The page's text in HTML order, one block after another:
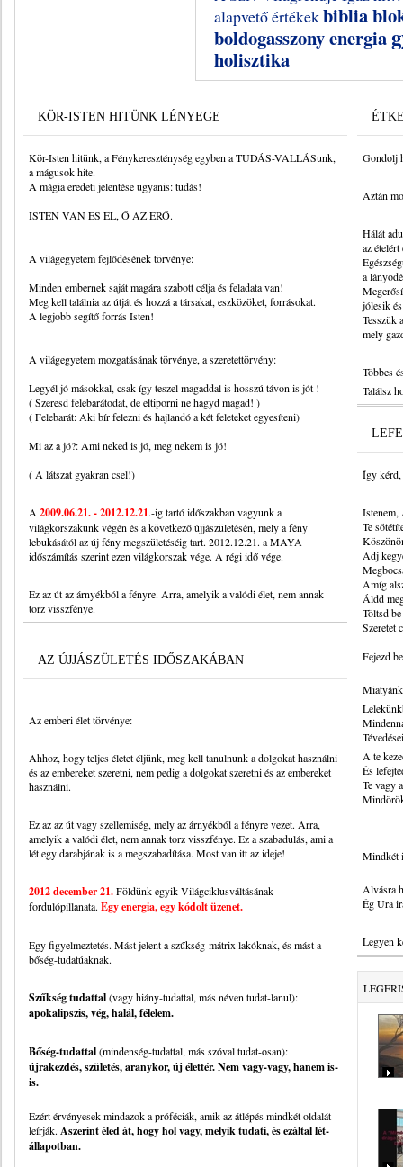
alapvető értékekbiblia
boldogasszonyenergia
holisztika
KÖR-ISTEN HITÜNK LÉNYEGE
Kör-Isten hitünk, a Fénykereszténység egyben a TUDÁS-VALLÁSunk,
a mágusok hite.
A mágia eredeti jelentése ugyanis: tudás!
ISTEN VAN ÉS ÉL, Ő AZ ERŐ.
A világegyetem fejlődésének törvénye:
Minden embernek saját magára szabott célja és feladata van!
Meg kell találnia az útját és hozzá a társakat, eszközöket, forrásokat.
A legjobb segítő forrás Isten!
A világegyetem mozgatásának törvénye, a szeretettörvény:
Legyél jó másokkal, csak így teszel magaddal is hosszú távon is jót !
( Szeresd felebarátodat, de eltiporni ne hagyd magad! )
( Felebarát: Aki bír felezni és hajlandó a két feleteket egyesíteni)
Mi az a jó?: Ami neked is jó, meg nekem is jó!
( A látszat gyakran csel!)
A 2009.06.21. - 2012.12.21.-ig tartó időszakban vagyunk a
világkorszakunk végén és a következő újjászületésén, mely a fény
lebukásától az új fény megszületéséig tart. 2012.12.21. a MAYA
időszámítás szerint ezen világkorszak vége. A régi idő vége.
Ez az út az árnyékból a fényre. Arra, amelyik a valódi élet, nem annak
torz visszfénye.
AZ ÚJJÁSZÜLETÉS IDŐSZAKÁBAN
Az emberi élet törvénye:
Ahhoz, hogy teljes életet éljünk, meg kell tanulnunk a dolgokat használni
és az embereket szeretni, nem pedig a dolgokat szeretni és az embereket
használni.
Ez az az út vagy szellemiség, mely az árnyékból a fényre vezet. Arra,
amelyik a valódi élet, nem annak torz visszfénye. Ez a szabadulás, ami a
lét egy darabjának is a megszabadítása. Most van itt az ideje!
2012 december 21.Földünk egyik Világciklusváltásának
fordulópillanata. Egy energia, egy kódolt üzenet.
Egy figyelmeztetés. Mást jelent a szűkség-mátrix lakóknak, és mást a
bőség-tudatúaknak.
Szűkség tudattal(vagy hiány-tudattal, más néven tudat-lanul):
apokalipszis, vég, halál, félelem.
Bőség-tudattal(mindenség-tudattal, más szóval tudat-osan):
újrakezdés, születés, aranykor, új élettér. Nem vagy-vagy, hanem is-
is.
Ezért érvényesek mindazok a próféciák, amik az átlépés mindkét oldalát
leírják. Aszerint éled át, hogy hol vagy, melyik tudati, és ezáltal lét-
állapotban.
Gondolj
Aztán
Hálát
az
a
jólesik
Tesszük
mely
Többes
Találsz
Így
Te
Adj
Amíg
Áldd
Töltsd
Szeretet
Fejezd
A te
És
Te vagy
Mindkét
Alvásra
Ég Ura
Legyen